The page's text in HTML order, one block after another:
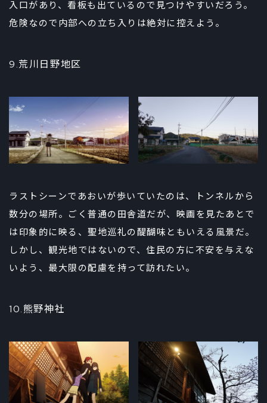
入口があり、看板も出ているので見つけやすいだろう。
危険なので内部への立ち入りは絶対に控えよう。
9.荒川日野地区
ラストシーンであおいが歩いていたのは、トンネルから
数分の場所。ごく普通の田舎道だが、映画を見たあとで
は印象的に映る、聖地巡礼の醍醐味ともいえる風景だ。
しかし、観光地ではないので、住民の方に不安を与えな
いよう、最大限の配慮を持って訪れたい。
10.熊野神社